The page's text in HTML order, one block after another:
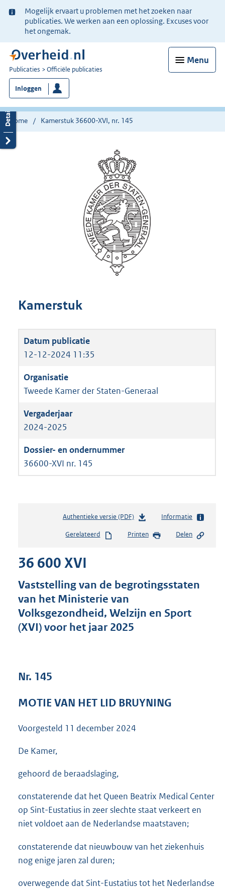
Ter
informatie:
Mogelijk ervaart u problemen met het zoeken naar
publicaties. We werken aan een oplossing. Excuses voor
het ongemak.
Menu
U
bent
nu
hier:
Publicaties Officiële publicaties
Inloggen
Home Kamerstuk 36600-XVI, nr. 145
Kamerstuk
12-12-2024 11:35
Tweede Kamer der Staten-Generaal
2024-2025
36600-XVI nr. 145
Authentieke versie (PDF)b
s
s
r
K
Informatie
Gerelateerd Printen Delen
36 600 XVI
Vaststelling van de begrotingsstaten
van het Ministerie van
Volksgezondheid, Welzijn en Sport
(XVI) voor het jaar 2025
Nr. 145
MOTIE VAN HET LID BRUYNING
Voorgesteld 11 december 2024
De Kamer,
gehoord de beraadslaging,
constaterende dat het Queen Beatrix Medical Center
op Sint-Eustatius in zeer slechte staat verkeert en
niet voldoet aan de Nederlandse maatstaven;
constaterende dat nieuwbouw van het ziekenhuis
nog enige jaren zal duren;
overwegende dat Sint-Eustatius tot het Nederlandse